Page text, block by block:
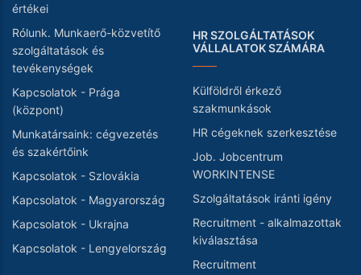
értékei
Rólunk. Munkaerő-közvetítő
szolgáltatások és
tevékenységek
Kapcsolatok - Prága
(központ)
Munkatársaink: cégvezetés
és szakértőink
Kapcsolatok - Szlovákia
Kapcsolatok - Magyarország
Kapcsolatok - Ukrajna
Kapcsolatok - Lengyelország
HR SZOLGÁLTATÁSOK
VÁLLALATOK SZÁMÁRA
Külföldről érkező
szakmunkások
HR cégeknek szerkesztése
Job. Jobcentrum
WORKINTENSE
Szolgáltatások iránti igény
Recruitment - alkalmazottak
kiválasztása
Recruitment